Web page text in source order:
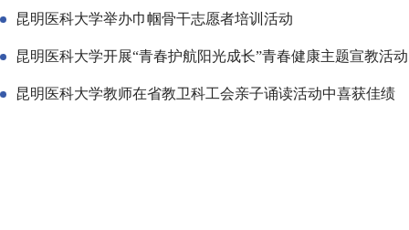
昆明医科大学举办巾帼骨干志愿者培训活动
昆明医科大学开展“青春护航阳光成长”青春健康主题宣教活动
昆明医科大学教师在省教卫科工会亲子诵读活动中喜获佳绩